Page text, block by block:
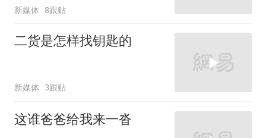
新媒体 8跟贴
二货是怎样找钥匙的
新媒体 3跟贴
这谁爸爸给我来一沓